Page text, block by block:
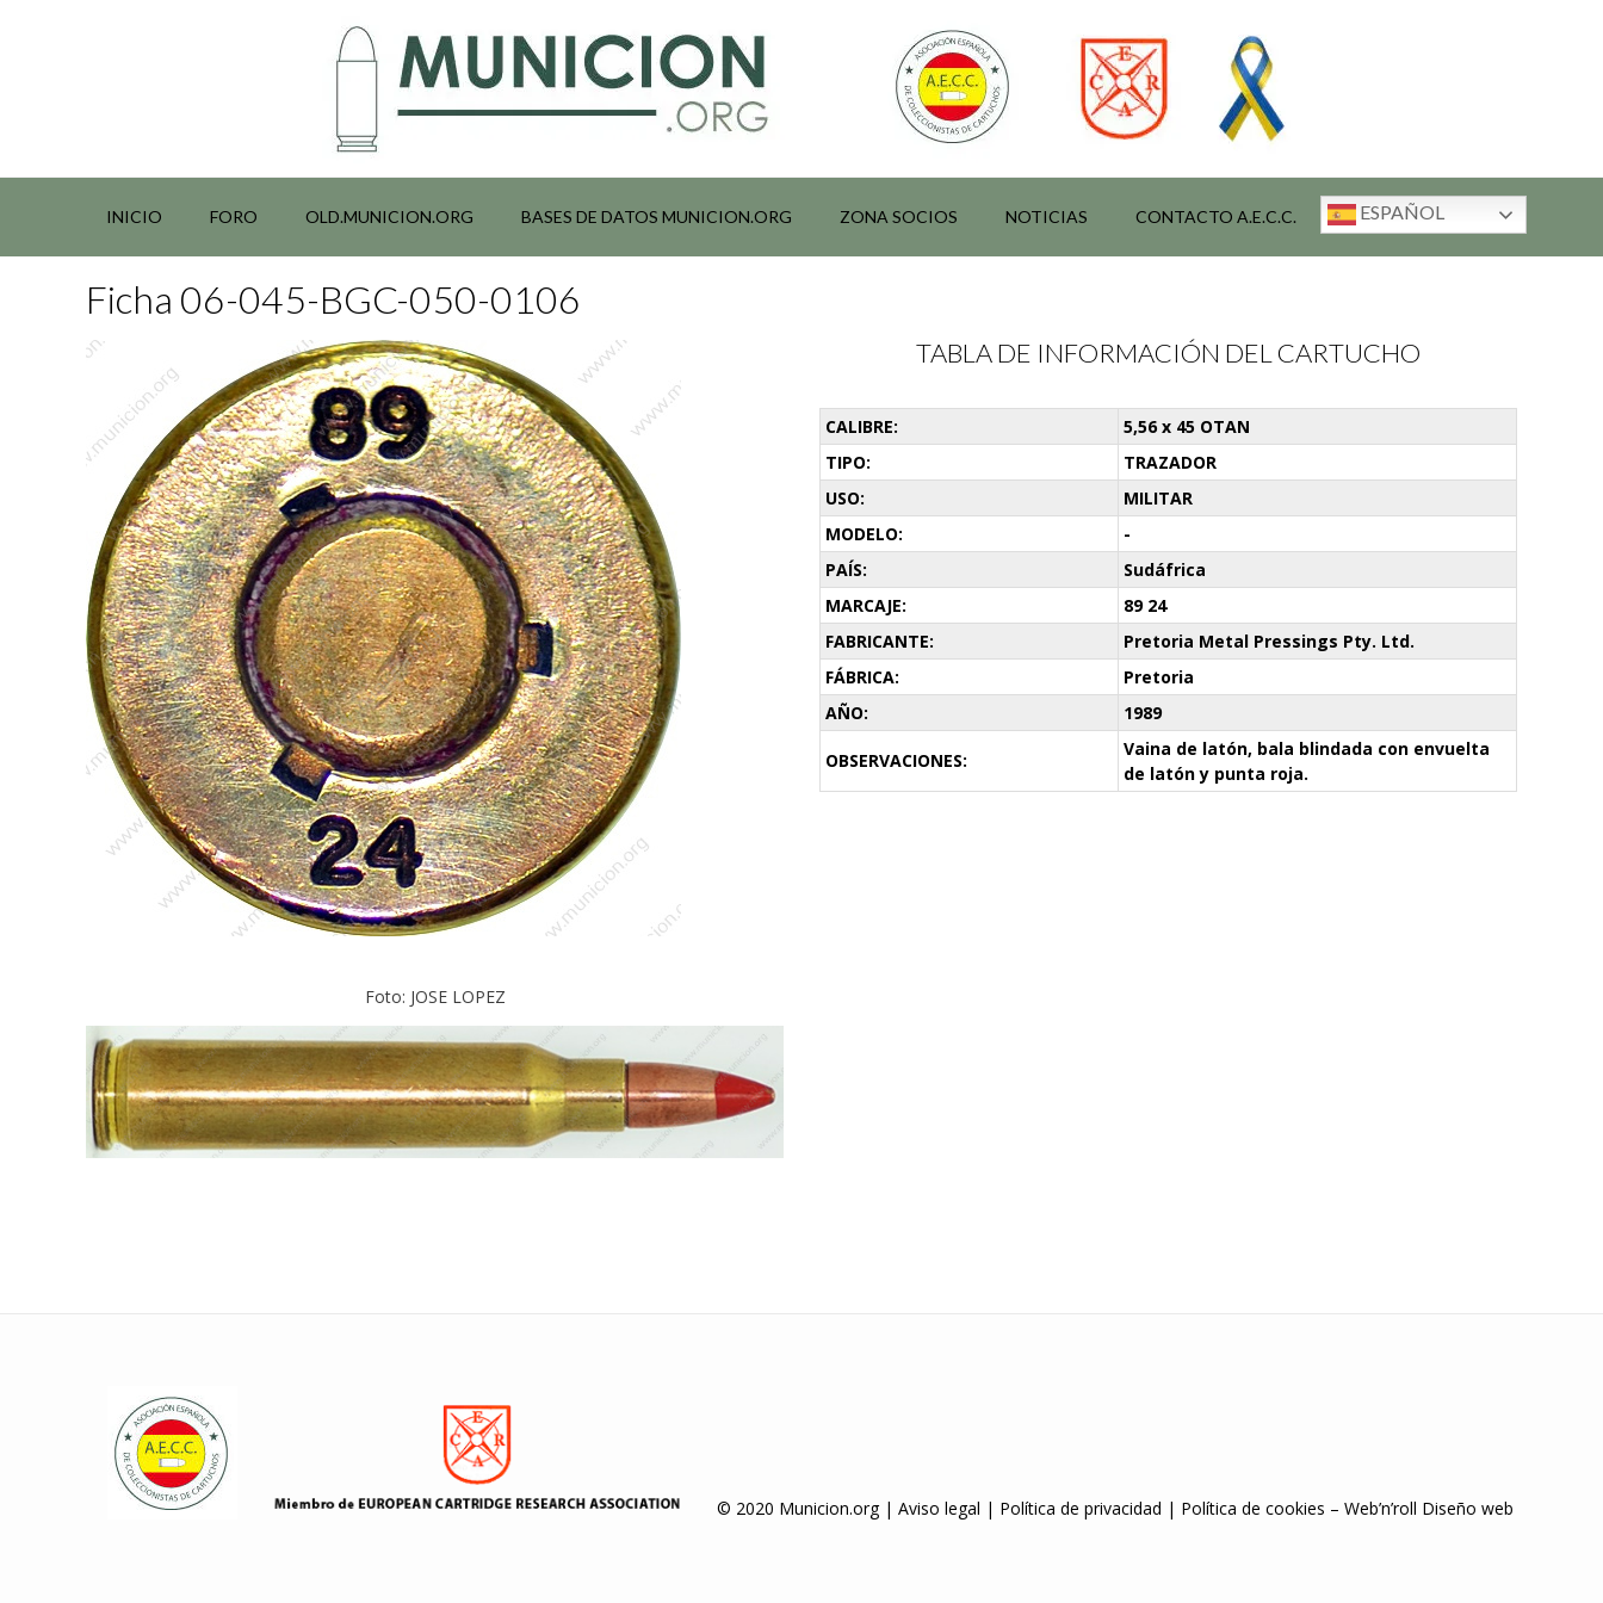
INICIO FORO OLD.MUNICION.ORG BASES DE DATOS MUNICION.ORG ZONA SOCIOS NOTICIAS CONTACTO A.E.C.C. ESPAÑOL
Ficha 06-045-BGC-050-0106
Foto: JOSE LOPEZ
TABLA DE INFORMACIÓN DEL CARTUCHO
CALIBRE:
5,56 x 45 OTAN
TIPO:
TRAZADOR
USO:
MILITAR
MODELO:
-
PAÍS:
Sudáfrica
MARCAJE:
89 24
FABRICANTE:
Pretoria Metal Pressings Pty. Ltd.
FÁBRICA:
Pretoria
AÑO:
1989
OBSERVACIONES:
Vaina de latón, bala blindada con envuelta
de latón y punta roja.
© 2020 Municion.org | Aviso legal | Política de privacidad | Política de cookies – Web’n’roll Diseño web